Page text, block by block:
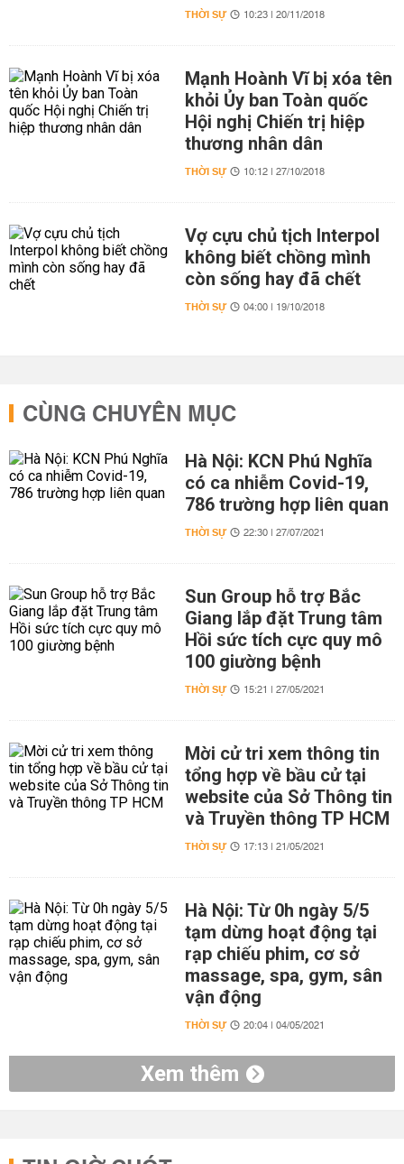
THỜI SỰ 10:23 | 20/11/2018
Mạnh Hoành Vĩ bị xóa tên
khỏi Ủy ban Toàn quốc
Hội nghị Chiến trị hiệp
thương nhân dân
THỜI SỰ 10:12 | 27/10/2018
Vợ cựu chủ tịch Interpol
không biết chồng mình
còn sống hay đã chết
THỜI SỰ 04:00 | 19/10/2018
CÙNG CHUYÊN MỤC
Hà Nội: KCN Phú Nghĩa
có ca nhiễm Covid-19,
786 trường hợp liên quan
THỜI SỰ 22:30 | 27/07/2021
Sun Group hỗ trợ Bắc
Giang lắp đặt Trung tâm
Hồi sức tích cực quy mô
100 giường bệnh
THỜI SỰ 15:21 | 27/05/2021
Mời cử tri xem thông tin
tổng hợp về bầu cử tại
website của Sở Thông tin
và Truyền thông TP HCM
THỜI SỰ 17:13 | 21/05/2021
Hà Nội: Từ 0h ngày 5/5
tạm dừng hoạt động tại
rạp chiếu phim, cơ sở
massage, spa, gym, sân
vận động
THỜI SỰ 20:04 | 04/05/2021
Xem thêm